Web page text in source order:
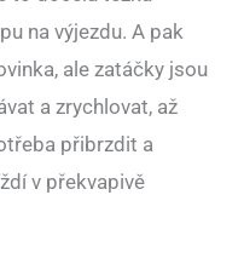
na výjezdu. A pak
ale zatáčky jsou
a zrychlovat, až
přibrzdit a
v překvapivě